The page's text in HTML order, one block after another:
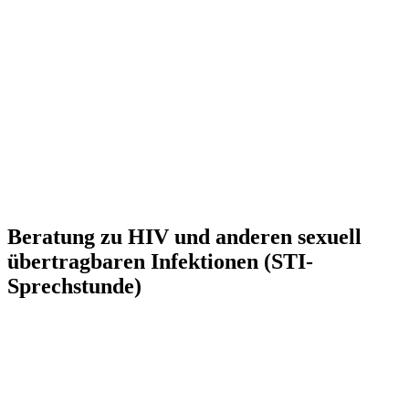
Beratung zu HIV und anderen sexuell
übertragbaren Infektionen (STI-
Sprechstunde)